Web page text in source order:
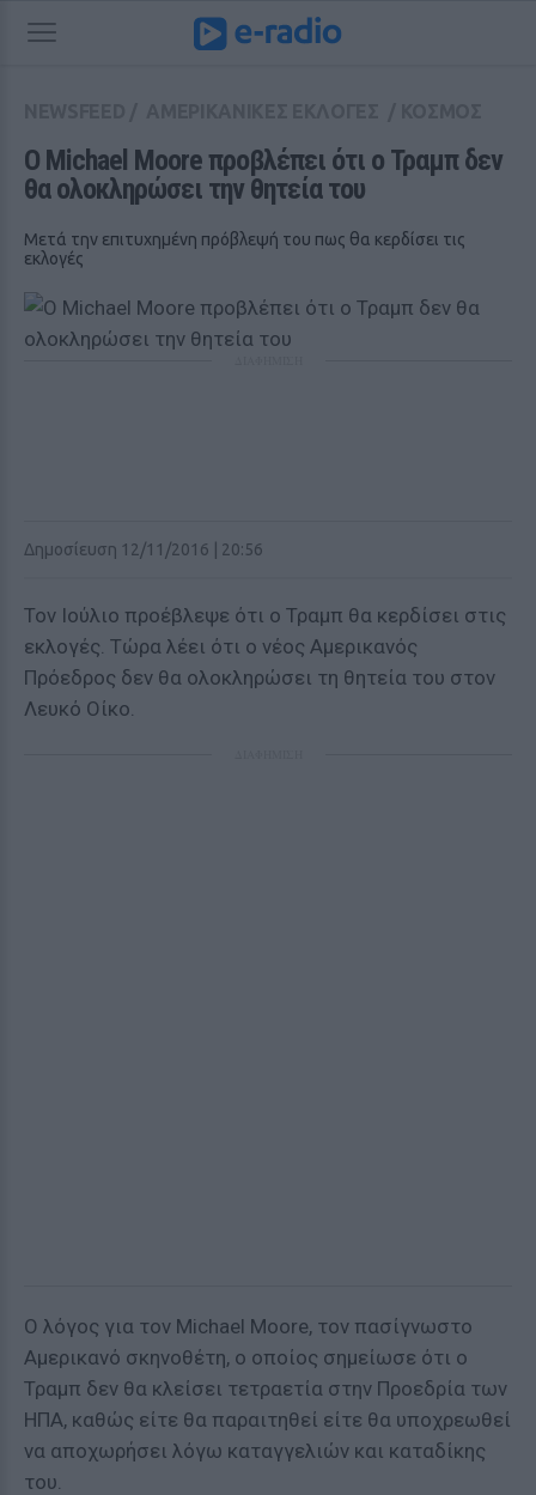
Ο Michael Moore προβλέπει ότι ο Τραμπ δεν
θα ολοκληρώσει την θητεία του
Μετά την επιτυχημένη πρόβλεψή του πως θα κερδίσει τις
εκλογές
Δημοσίευση 12/11/2016 | 20:56
Τον Ιούλιο προέβλεψε ότι ο Τραμπ θα κερδίσει στις
εκλογές. Τώρα λέει ότι ο νέος Αμερικανός
Πρόεδρος δεν θα ολοκληρώσει τη θητεία του στον
Λευκό Οίκο.
Ο λόγος για τον Michael Moore, τον πασίγνωστο
Αμερικανό σκηνοθέτη, ο οποίος σημείωσε ότι ο
Τραμπ δεν θα κλείσει τετραετία στην Προεδρία των
ΗΠΑ, καθώς είτε θα παραιτηθεί είτε θα υποχρεωθεί
να αποχωρήσει λόγω καταγγελιών και καταδίκης
του.